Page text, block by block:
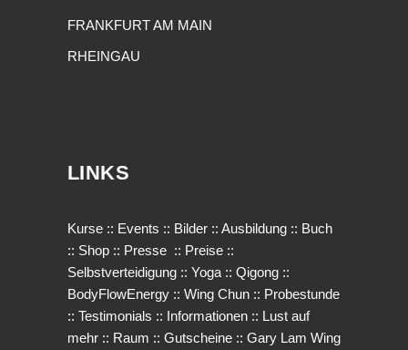
FRANKFURT AM MAIN
RHEINGAU
LINKS
Kurse :: Events :: Bilder :: Ausbildung :: Buch
:: Shop :: Presse :: Preise ::
Selbstverteidigung :: Yoga :: Qigong ::
BodyFlowEnergy :: Wing Chun :: Probestunde
:: Testimonials :: Informationen :: Lust auf
mehr :: Raum :: Gutscheine :: Gary Lam Wing